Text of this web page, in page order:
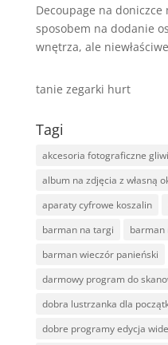
Decoupage na doniczce
sposobem na dodanie
wnętrza, ale
tanie zegarki hurt
Tagi
akcesoria fotograficzne
album na zdjęcia z własną
aparaty cyfrowe koszalin
barman na targi
barman
barman wieczór panieński
darmowy program do
dobra lustrzanka dla
dobre programy edycja